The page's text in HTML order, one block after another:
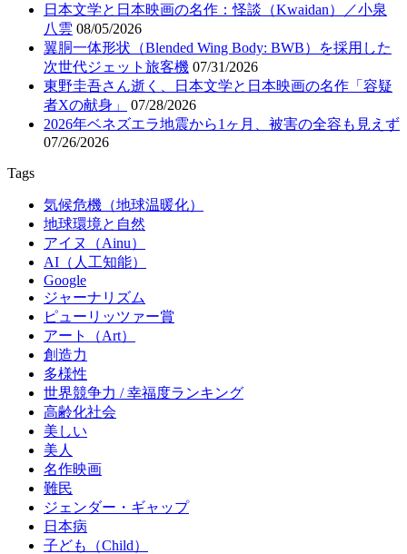
日本文学と日本映画の名作：怪談（Kwaidan）／小泉
八雲 08/05/2026
翼胴一体形状（Blended Wing Body: BWB）を採用した
次世代ジェット旅客機 07/31/2026
東野圭吾さん逝く、日本文学と日本映画の名作「容疑
者Xの献身」
07/28/2026
2026年ベネズエラ地震から1ヶ月、被害の全容も見えず
07/26/2026
Tags
気候危機（地球温暖化）
地球環境と自然
アイヌ（Ainu）
AI（人工知能）
Google
ジャーナリズム
ピューリッツァー賞
アート（Art）
創造力
多様性
世界競争力 / 幸福度ランキング
高齢化社会
美しい
美人
名作映画
難民
ジェンダー・ギャップ
日本病
子ども（Child）